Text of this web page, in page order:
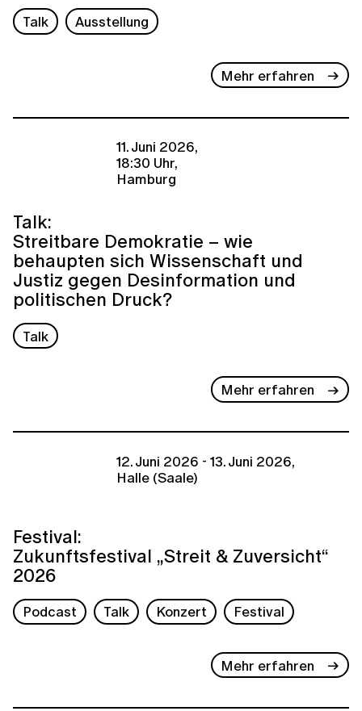
Talk Ausstellung
Mehr erfahren
11. Juni 2026,
18:30 Uhr,
Hamburg
Talk:
Streitbare Demokratie – wie
behaupten sich Wissenschaft und
Justiz gegen Desinformation und
politischen Druck?
Talk
Mehr erfahren
12. Juni 2026 - 13. Juni 2026,
Halle (Saale)
Festival:
Zukunftsfestival „Streit & Zuversicht“
2026
Podcast Talk Konzert Festival
Mehr erfahren